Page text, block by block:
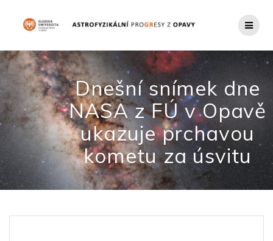
obsah
Dnešní snímek dne
NASA z FÚ v Opavě
ukazuje prchavou
kometu za úsvitu